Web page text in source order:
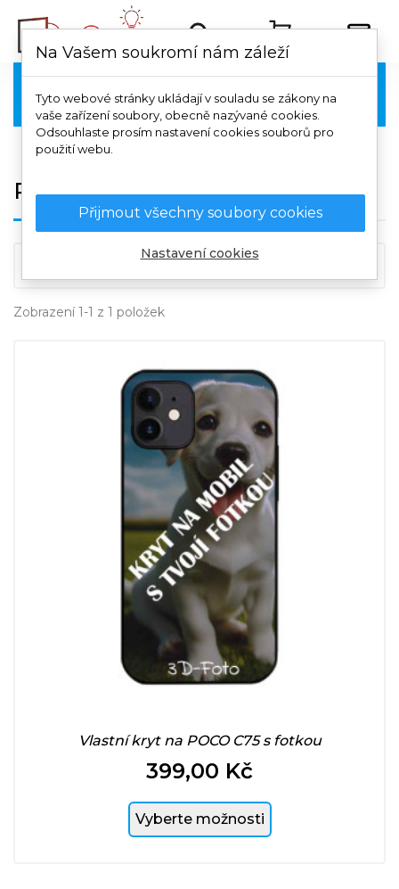
Poco 
POCO C75
Zobrazení 1-1 z 1 položek
Vlastní kryt na POCO C75 s fotkou
Cena
399,00 Kč
Vyberte možnosti
Na Vašem soukromí nám záleží
Tyto webové stránky ukládají v souladu se zákony na
vaše zařízení soubory, obecně nazývané cookies.
Odsouhlaste prosím nastavení cookies souborů pro
použití webu.
Přijmout všechny soubory cookies
Nastavení cookies